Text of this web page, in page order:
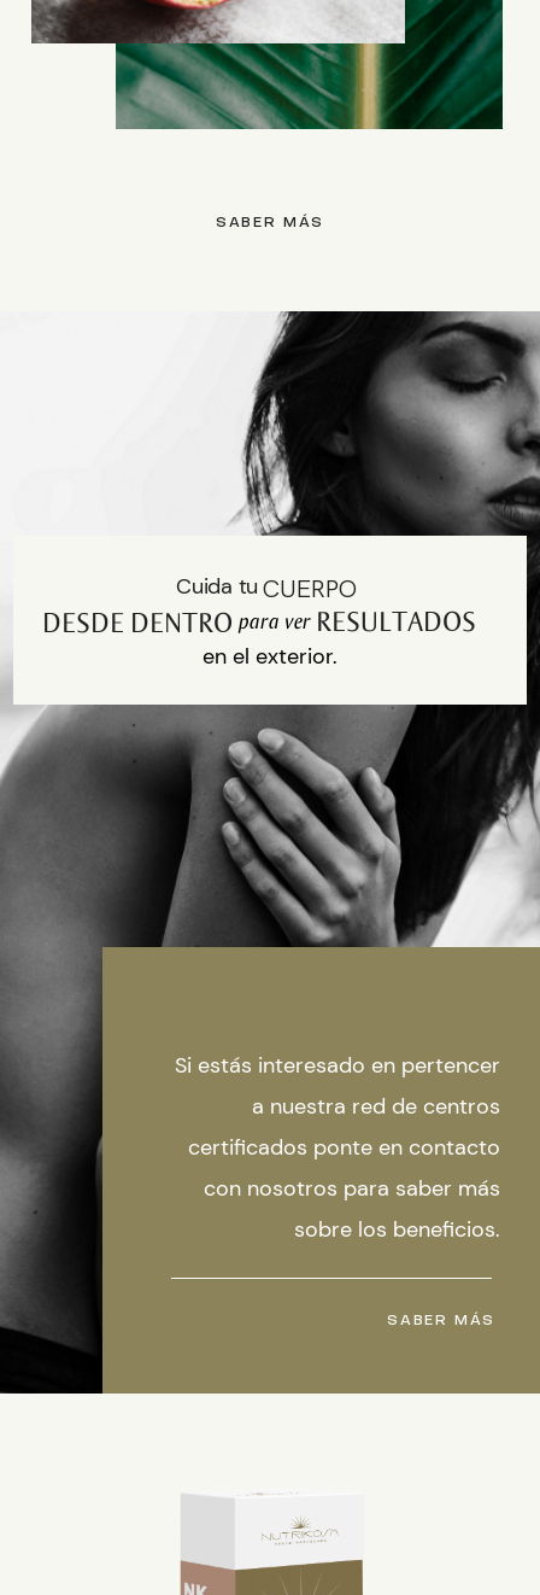
SABER MÁS
CUERPO
Cuida tu
RESULTADOS
DESDE DENTRO para ver
en el exterior.
Si estás interesado en pertencer
a nuestra red de centros
certificados ponte en contacto
con nosotros para saber más
sobre los beneficios.
SABER MÁS